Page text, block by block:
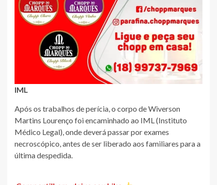
IML
Após os trabalhos de perícia, o corpo de Wiverson
Martins Lourenço foi encaminhado ao IML (Instituto
Médico Legal), onde deverá passar por exames
necroscópico, antes de ser liberado aos familiares para a
última despedida.